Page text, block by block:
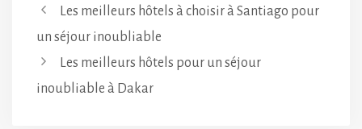
Les meilleurs hôtels à choisir à Santiago pour
un séjour inoubliable
Les meilleurs hôtels pour un séjour
inoubliable à Dakar